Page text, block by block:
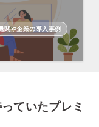
関や企業の導入事例
ていたプレミ